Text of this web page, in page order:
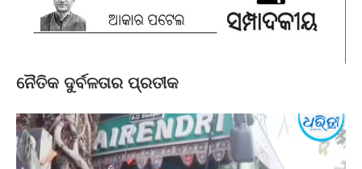
ନୈତିକ ଦୁର୍ବଳତାର ପ୍ରତୀକ